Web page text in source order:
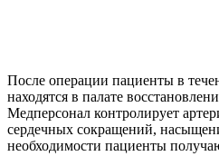
После операции пациенты в
находятся в палате
Медперсонал контролирует
сердечных сокращений,
необходимости пациенты